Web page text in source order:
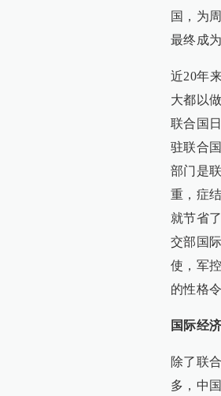
国，为
最终成
近20年
大都以
联合国
驻联合
部门是
重，症
就节省
交部国
使，军
的性格
国际经
除了联
多，中